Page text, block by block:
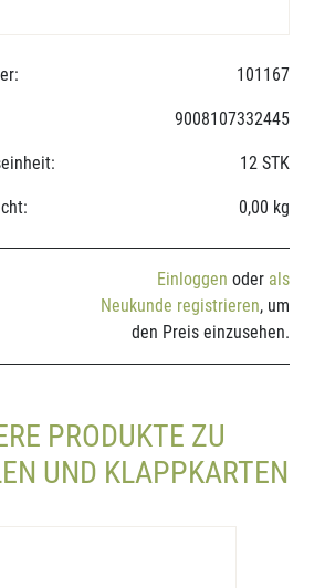
101167
9008107332445
12 STK
0,00 kg
Einloggen oder als
Neukunde registrieren, um
den Preis einzusehen.
PRODUKTE ZU
UND KLAPPKARTEN